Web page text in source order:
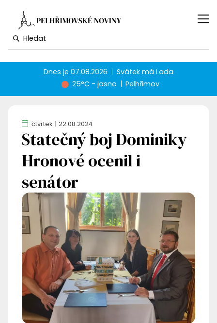
Dnes je07.08.2026 Svátek má Lada
25°C - jasno
Pelhřimov
čtvrtek 22.08.2024
Statečný boj Dominiky
Hronové ocenil i
senátor